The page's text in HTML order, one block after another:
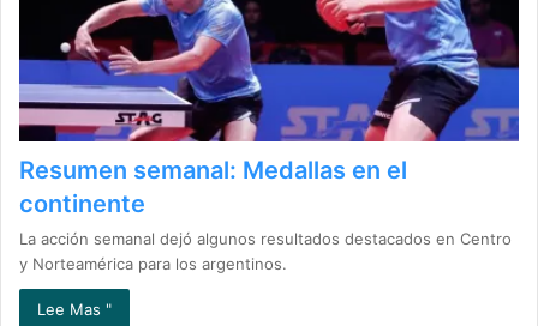
Resumen semanal: Medallas en el
continente
La acción semanal dejó algunos resultados destacados en Centro
y Norteamérica para los argentinos.
Lee Mas "